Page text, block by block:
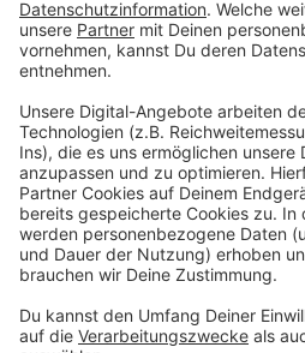
Julia
Geschäftsführerin